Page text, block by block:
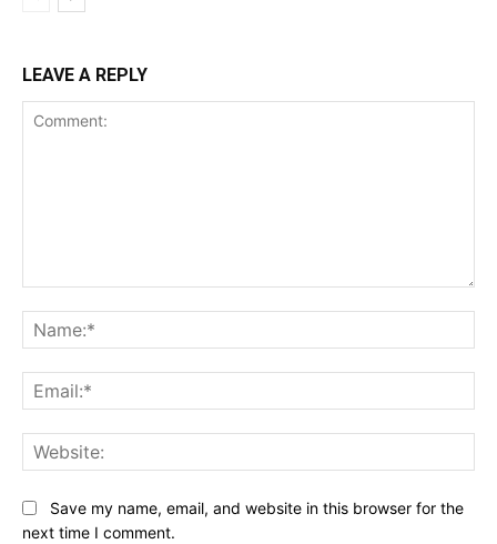
LEAVE A REPLY
Save my name, email, and website in this browser for the
next time I comment.